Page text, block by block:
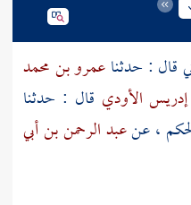
قال : حدثناعمرو بن محمد
الأودي قال : حدثنا
، عنعبد الرحمن بن أبي